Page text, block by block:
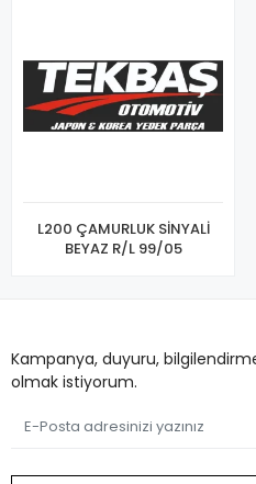
L200 ÇAMURLUK SİNYALİ
BEYAZ R/L 99/05
Kampanya, duyuru,
olmak istiyorum.